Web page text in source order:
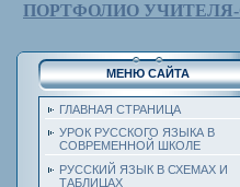
ПОРТФОЛИО
МЕНЮ САЙТА
ГЛАВНАЯ СТРАНИЦА
УРОК РУССКОГО ЯЗЫКА В
СОВРЕМЕННОЙ ШКОЛЕ
РУССКИЙ ЯЗЫК В СХЕМАХ И
ТАБЛИЦАХ